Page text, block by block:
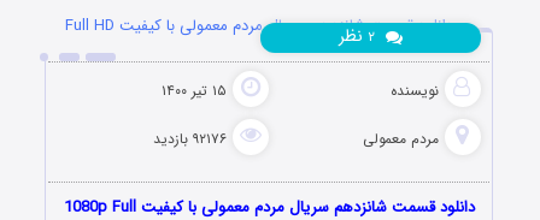
دانلود قسمت شانزدهم سریال مردم معمولی با کیفیت Full HD
نویسنده ۱۵ تیر ۱۴۰۰
مردم معمولی ۹۲۱۷۶ بازدید
۲ نظر
دانلود قسمت شانزدهم سریال مردم معمولی با کیفیت 1080p Full